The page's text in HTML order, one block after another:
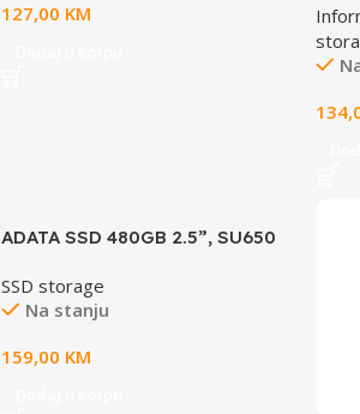
127,00 KM
ADATA SSD 480GB 2.5”, SU650
SSD storage
Na stanju
159,00 KM